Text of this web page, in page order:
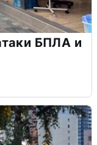
БПЛА и